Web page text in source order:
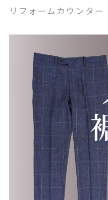
リフォームカウンター